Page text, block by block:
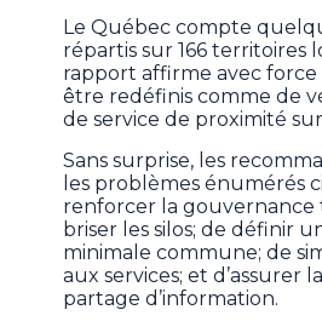
Le Québec compte
répartis sur 166 territoires
rapport affirme avec force
être redéfinis comme de
de service de proximité
Sans surprise, les
les problèmes énumérés
renforcer la gouvernance
briser les silos; de définir
minimale commune; de
aux services; et d’assurer
partage d’information.